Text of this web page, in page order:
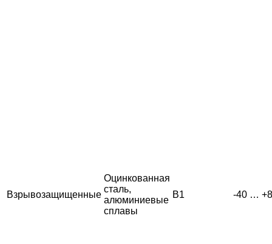
Взрывозащищенные
Оцинкованная
сталь,
алюминиевые
сплавы
В1 -40 …